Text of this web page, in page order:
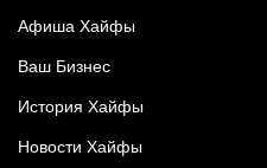
Афиша Хайфы
Ваш Бизнес
История Хайфы
Новости Хайфы